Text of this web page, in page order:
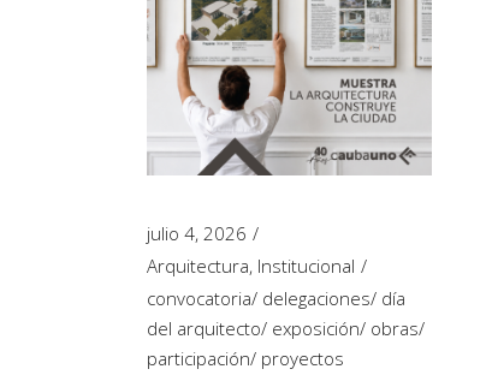
julio 4, 2026
Arquitectura, Institucional
convocatoria/ delegaciones/ día
del arquitecto/ exposición/ obras/
participación/ proyectos